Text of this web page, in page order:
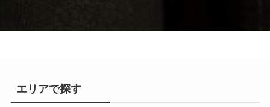
エリアで探す